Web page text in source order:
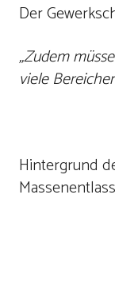
Der
„Zudem
viele
Hintergrund